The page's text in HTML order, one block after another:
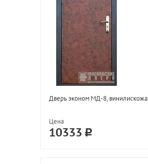
Дверь эконом МД-8, винилискожа
Цена
10333